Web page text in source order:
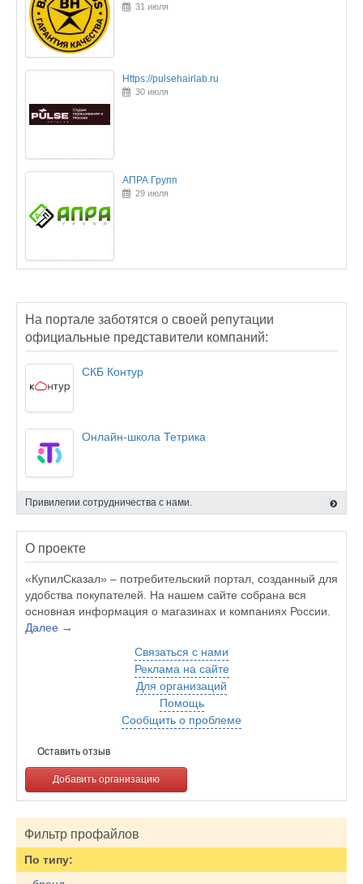
31 июля
Https://pulsehairlab.ru
30 июля
АПРА Групп
29 июля
На портале заботятся о своей репутации
официальные представители компаний:
СКБ Контур
Онлайн-школа Тетрика
Привилегии сотрудничества с нами.
О проекте
«КупилСказал» – потребительский портал, созданный для
удобства покупателей. На нашем сайте собрана вся
основная информация о магазинах и компаниях России.
Далее →
Связаться с нами
Реклама на сайте
Для организаций
Помощь
Сообщить о проблеме
Оставить отзыв
Добавить организацию
Фильтр профайлов
По типу: